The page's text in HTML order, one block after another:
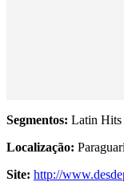
Segmentos: Latin Hits
Localização:
Site: http://